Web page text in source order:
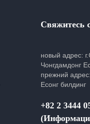
Свяжитесь
новый адрес:
Чонгдамдонг
прежний
Есонг билдинг
+82 2 3444